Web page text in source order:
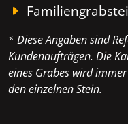
* Diese Angaben sind
Kundenaufträgen. Die
eines Grabes wird
den einzelnen Stein.